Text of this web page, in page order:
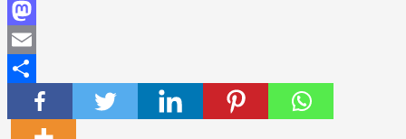
Facebook
Mastodon
Email
Share